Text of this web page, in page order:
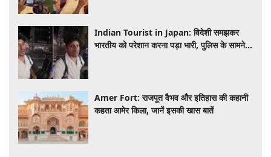
Indian Tourist in Japan: विदेशी समझकर
भारतीय को परेशान करना पड़ा भारी, पुलिस के सामने
Amer Fort: राजपूत वैभव और इतिहास की कहानी
कहता आमेर किला, जानें इसकी खास बातें